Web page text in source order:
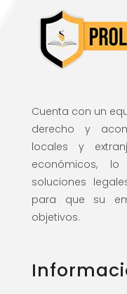
Cuenta con un
derecho y
locales y
económicos,
soluciones
para que su
objetivos.